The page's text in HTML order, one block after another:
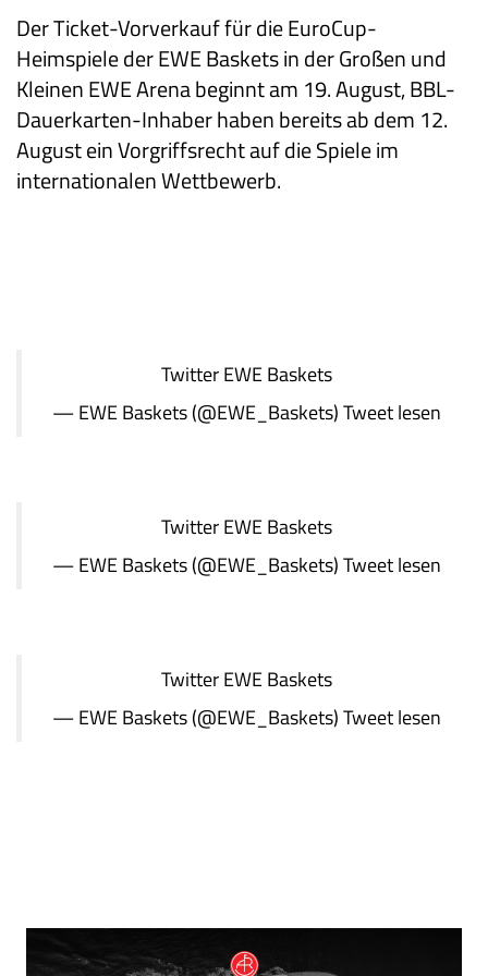
Der Ticket-Vorverkauf für die EuroCup-
Heimspiele der EWE Baskets in der Großen und
Kleinen EWE Arena beginnt am 19. August, BBL-
Dauerkarten-Inhaber haben bereits ab dem 12.
August ein Vorgriffsrecht auf die Spiele im
internationalen Wettbewerb.
TwitterEWE Baskets
— EWE Baskets (@EWE_Baskets)Tweet lesen
TwitterEWE Baskets
— EWE Baskets (@EWE_Baskets)Tweet lesen
TwitterEWE Baskets
— EWE Baskets (@EWE_Baskets)Tweet lesen